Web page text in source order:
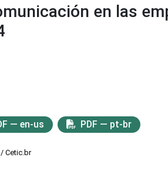
en las
— en-us PDF — pt-br
Cetic.br